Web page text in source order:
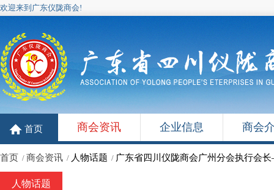
欢迎来到广东仪陇商会!
首页 商会资讯 企业信息 商会
首页 / 商会资讯 / 人物话题 / 广东省四川仪陇商会广州分会执行会
人物话题